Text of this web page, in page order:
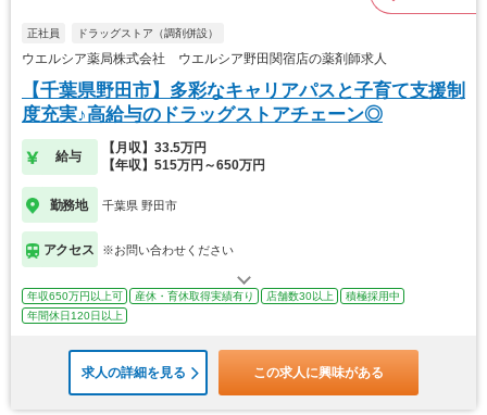
正社員 ドラッグストア（調剤併設）
ウエルシア薬局株式会社 ウエルシア野田関宿店の薬剤師求人
【千葉県野田市】多彩なキャリアパスと子育て支援制
度充実♪高給与のドラッグストアチェーン◎
給与
【月収】33.5万円
【年収】515万円～650万円
勤務地 千葉県 野田市
アクセス ※お問い合わせください
年収650万円以上可 産休・育休取得実績有り 店舗数30以上
積極採用中
年間休日120日以上
求人の詳細を見る この求人に興味がある